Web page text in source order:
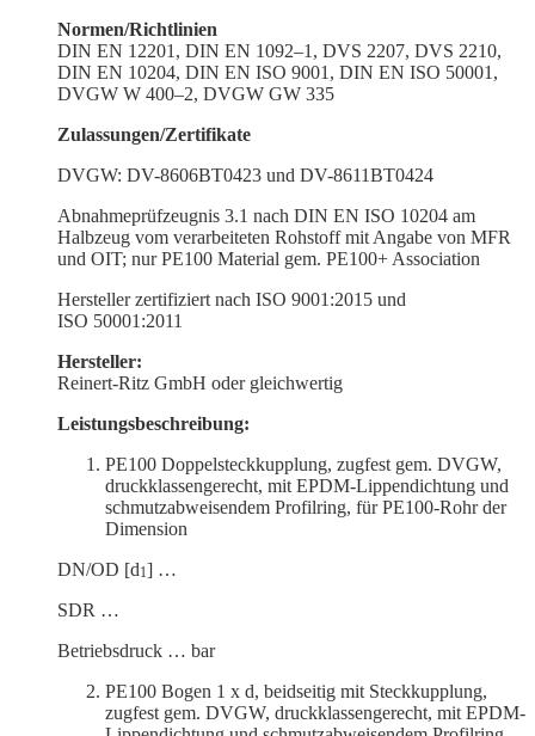
Normen/Richtlinien
DIN EN 12201, DIN EN 1092–1, DVS 2207, DVS 2210,
DIN EN 10204, DIN EN ISO 9001, DIN EN ISO 50001,
DVGW W 400–2, DVGW GW 335
Zulassungen/Zertifikate
DVGW: DV-8606BT0423 und DV-8611BT0424
Abnah­me­prüf­zeugnis 3.1 nach DIN EN ISO 10204 am
Halbzeug vom verar­bei­teten Rohstoff mit Angabe von MFR
und OIT; nur PE100 Material gem. PE100+ Association
Hersteller zerti­fi­ziert nach ISO 9001:2015 und
ISO 50001:2011
Hersteller:
Reinert-Ritz GmbH oder gleichwertig
Leistungs­be­schreibung:
PE100 Doppel­steck­kupplung, zugfest gem. DVGW,
druck­klas­sen­ge­recht, mit EPDM-Lippen­dichtung und
schmutz­ab­wei­sendem Profilring, für PE100-Rohr der
Dimension
DN/OD [d1] …
SDR …
Betriebs­druck … bar
PE100 Bogen 1 x d, beidseitig mit Steck­kupplung,
zugfest gem. DVGW, druck­klas­sen­ge­recht, mit EPDM-